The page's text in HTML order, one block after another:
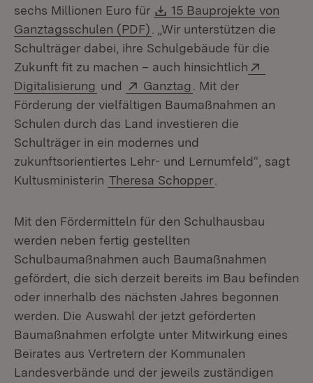
sechs Millionen Euro für
Download:
15 Bauprojekte von
Ganztagsschulen (PDF) (Öffnet in neuem Fenster)
. „Wir unterstützen die
Schulträger dabei, ihre Schulgebäude für die
Zukunft fit zu machen – auch hinsichtlich
Digitalisierung (Öffnet in neuem Fenster)
und Extern:
Ganztag (Öffnet in neuem
. Mit der
Förderung der vielfältigen Baumaßnahmen an
Schulen durch das Land investieren die
Schulträger in ein modernes und
zukunftsorientiertes Lehr- und Lernumfeld“, sagt
Kultusministerin Theresa Schopper
Mit den Fördermitteln für den Schulhausbau
werden neben fertig gestellten
Schulbaumaßnahmen auch Baumaßnahmen
gefördert, die sich derzeit bereits im Bau befinden
oder innerhalb des nächsten Jahres begonnen
werden. Die Auswahl der jetzt geförderten
Baumaßnahmen erfolgte unter Mitwirkung eines
Beirates aus Vertretern der Kommunalen
Landesverbände und der jeweils zuständigen